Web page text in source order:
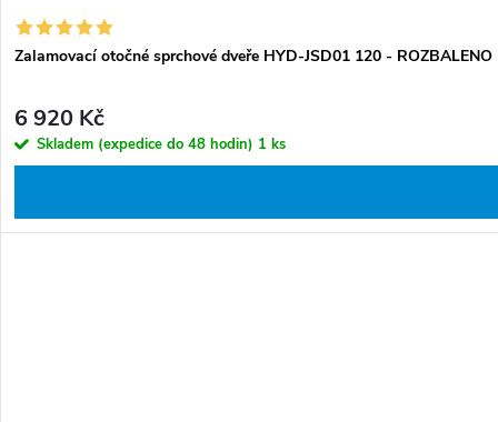
Zalamovací otočné sprchové dveře HYD-JSD01 120 -
6 920 Kč
Skladem (expedice do 48 hodin) 1 ks